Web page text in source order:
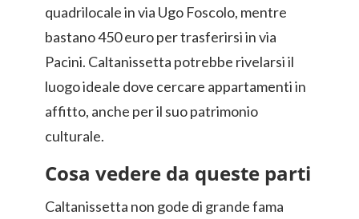
quadrilocale in via Ugo Foscolo, mentre
bastano 450 euro per trasferirsi in via
Pacini. Caltanissetta potrebbe rivelarsi il
luogo ideale dove cercare appartamenti in
affitto, anche per il suo patrimonio
culturale.
Cosa vedere da queste parti
Caltanissetta non gode di grande fama